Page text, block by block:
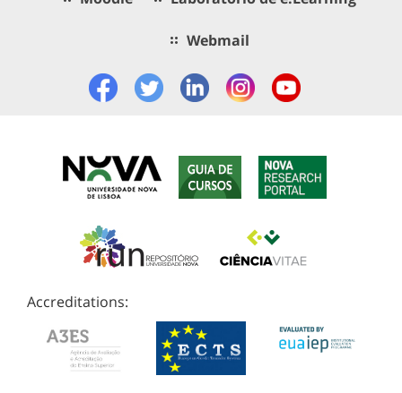
Webmail
Accreditations: